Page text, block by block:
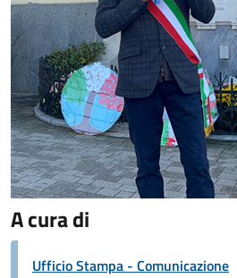
A cura di
Ufficio Stampa - Comunicazione